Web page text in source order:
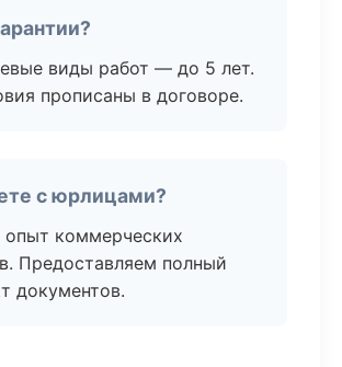
виды работ — до 5 лет.
прописаны в договоре.
с юрлицами?
опыт коммерческих
Предоставляем полный
документов.